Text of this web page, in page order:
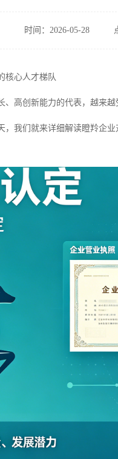
时间：2026-05-28
核心人才梯队
高创新能力的代表，越来
我们就来详细解读瞪羚企